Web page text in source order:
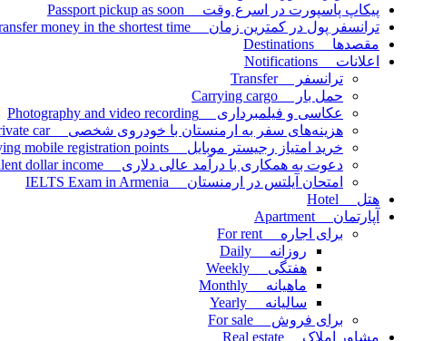
پیکاپ پاسپورت در اسرع وقت Passport pickup as soon
ترانسفر پول در کمترین زمان Transfer money in the shortest time
مقصدها Destinations
اعلانات Notifications
ترانسفر Transfer
حمل بار Carrying cargo
عکاسی و فیلمبرداری Photography and video recording
هزینه‌های سفر به ارمنستان با خودروی شخصی Travel expenses to Armenia by private car
خرید امتیاز رجیستر موبایل Buying mobile registration points
دعوت به همکاری با درآمد عالی دلاری Invitation to cooperate with excellent dollar income
امتحان آیلتس در ارمنستان IELTS Exam in Armenia
هتل Hotel
آپارتمان Apartment
برای اجاره For rent
روزانه Daily
هفتگی Weekly
ماهیانه Monthly
سالیانه Yearly
برای فروش For sale
مشاور املاک Real estate